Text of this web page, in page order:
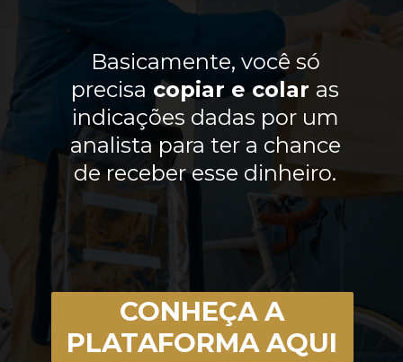
Basicamente, você só
precisa copiar e colar as
indicações dadas por um
analista para ter a chance
de receber esse dinheiro.
CONHEÇA A
PLATAFORMA AQUI